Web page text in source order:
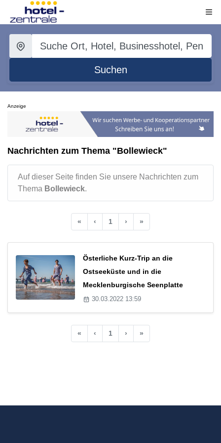
Suchen
Anzeige
Nachrichten zum Thema "Bollewieck"
Auf dieser Seite finden Sie unsere Nachrichten zum
Thema Bollewieck.
« ‹ 1 › »
Österliche Kurz-Trip an die
Ostseeküste und in die
Mecklenburgische Seenplatte
30.03.2022 13:59
« ‹ 1 › »